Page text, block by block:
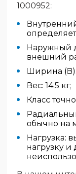
1000952:
Наружный
внешний
Ширина
Вес: 14.5 кг;
Класс
обычно на
Нагрузка:
нагрузку и